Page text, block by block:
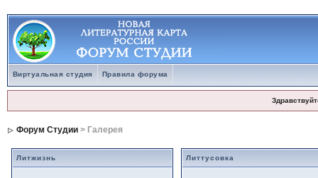
Виртуальная студия Правила форума
Форум Студии> Галерея
Литжизнь Литтусовка